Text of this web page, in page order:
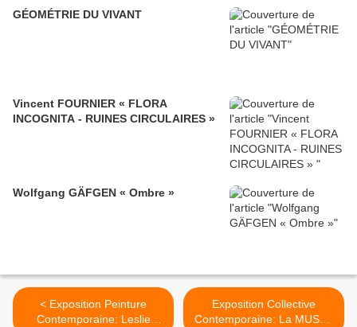
GÉOMÉTRIE DU VIVANT
Vincent FOURNIER « FLORA
INCOGNITA - RUINES CIRCULAIRES »
Wolfgang GÄFGEN « Ombre »
< Exposition Peinture
Contemporaine: Leslie
Exposition Collective
Contemporaine: La MUSÉE